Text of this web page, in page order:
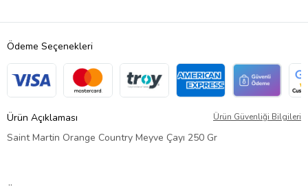
Ödeme Seçenekleri
Ürün Açıklaması Ürün Güvenliği Bilgileri
Saint Martin Orange Country Meyve Çayı 250 Gr